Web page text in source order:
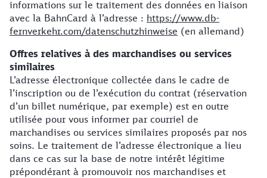
informations sur le traitement des données en liaison
avec la BahnCard à l’adresse : https://www.db-
fernverkehr.com/datenschutzhinweise (en allemand)
Offres relatives à des marchandises ou services
similaires
L’adresse électronique collectée dans le cadre de
l’inscription ou de l’exécution du contrat (réservation
d’un billet numérique, par exemple) est en outre
utilisée pour vous informer par courriel de
marchandises ou services similaires proposés par nos
soins. Le traitement de l’adresse électronique a lieu
dans ce cas sur la base de notre intérêt légitime
prépondérant à promouvoir nos marchandises et